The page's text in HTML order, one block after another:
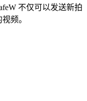
不仅可以发送新拍
频。